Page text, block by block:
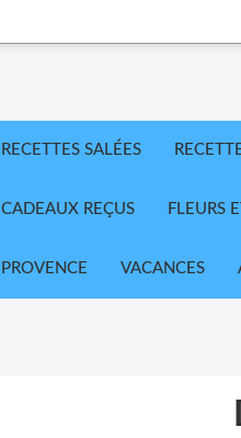
RECETTES SALÉES
CADEAUX REÇUS FLEURS
PROVENCE VACANCES